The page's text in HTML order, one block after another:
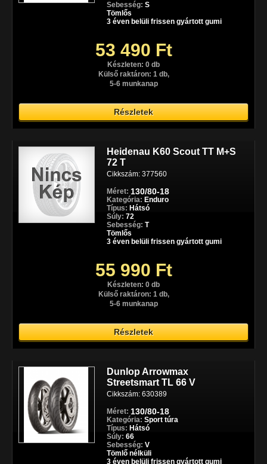
Sebesség: S
Tömlős
3 éven belüli frissen gyártott gumi
53 490 Ft
Készleten: 0 db
Külső raktáron: 1 db,
5-6 munkanap
Részletek
Heidenau K60 Scout TT M+S
72 T
Cikkszám: 377560
Méret: 130/80-18
Kategória: Enduro
Típus: Hátsó
Súly: 72
Sebesség: T
Tömlős
3 éven belüli frissen gyártott gumi
55 990 Ft
Készleten: 0 db
Külső raktáron: 1 db,
5-6 munkanap
Részletek
Dunlop Arrowmax
Streetsmart TL 66 V
Cikkszám: 630389
Méret: 130/80-18
Kategória: Sport túra
Típus: Hátsó
Súly: 66
Sebesség: V
Tömlő nélküli
3 éven belüli frissen gyártott gumi